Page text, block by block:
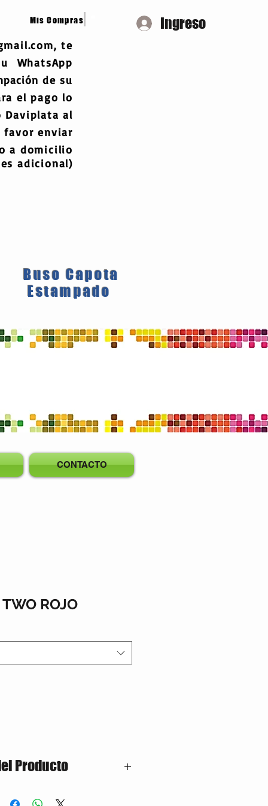
Mis Compras Ingreso
, te
WhatsApp
de su
el pago lo
Daviplata al
favor enviar
a domicilio
adicional)
Buso Capota
Estampado
CONTACTO
ROJO
Producto